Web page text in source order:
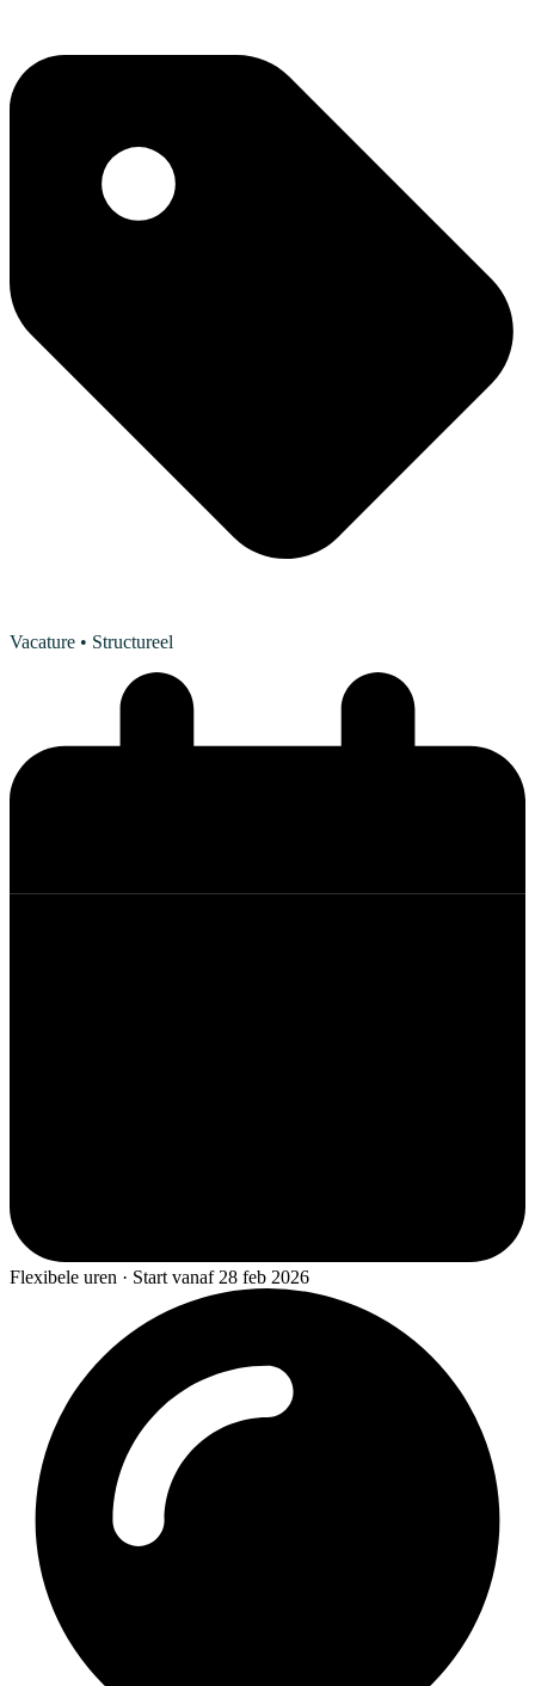
Vacature • Structureel
Flexibele uren · Start vanaf 28 feb 2026